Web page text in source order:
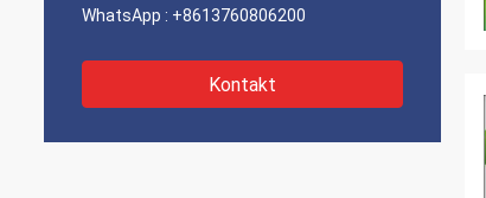
WhatsApp : +8613760806200
Kontakt